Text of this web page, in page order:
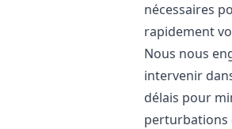
nécessaires
rapidement
Nous nous
intervenir
délais pour
perturbations